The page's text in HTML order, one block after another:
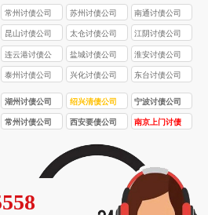
常州讨债公司 苏州讨债公司 南通讨债公司
昆山讨债公司 太仓讨债公司 江阴讨债公司
连云港讨债公
司
盐城讨债公司 淮安讨债公司
泰州讨债公司 兴化讨债公司 东台讨债公司
湖州讨债公司 绍兴清债公司 宁波讨债公司
常州讨债公司 西安要债公司
南京上门讨债